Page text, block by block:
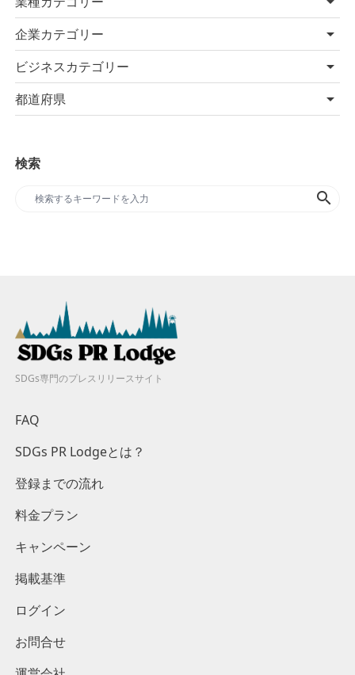
企業カテゴリー
ビジネスカテゴリー
都道府県
検索
search
SDGs専門のプレスリリースサイト
FAQ
SDGs PR Lodgeとは？
登録までの流れ
料金プラン
キャンペーン
掲載基準
ログイン
お問合せ